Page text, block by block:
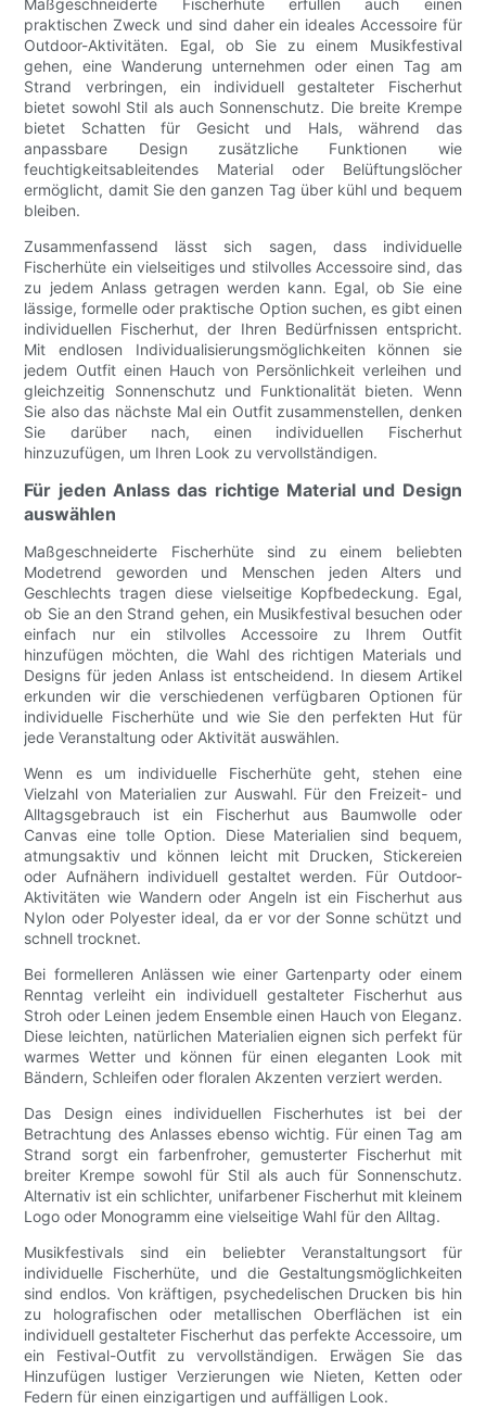
Maßgeschneiderte Fischerhüte erfüllen auch einen
praktischen Zweck und sind daher ein ideales Accessoire für
Outdoor-Aktivitäten. Egal, ob Sie zu einem Musikfestival
gehen, eine Wanderung unternehmen oder einen Tag am
Strand verbringen, ein individuell gestalteter Fischerhut
bietet sowohl Stil als auch Sonnenschutz. Die breite Krempe
bietet Schatten für Gesicht und Hals, während das
anpassbare Design zusätzliche Funktionen wie
feuchtigkeitsableitendes Material oder Belüftungslöcher
ermöglicht, damit Sie den ganzen Tag über kühl und bequem
bleiben.
Zusammenfassend lässt sich sagen, dass individuelle
Fischerhüte ein vielseitiges und stilvolles Accessoire sind, das
zu jedem Anlass getragen werden kann. Egal, ob Sie eine
lässige, formelle oder praktische Option suchen, es gibt einen
individuellen Fischerhut, der Ihren Bedürfnissen entspricht.
Mit endlosen Individualisierungsmöglichkeiten können sie
jedem Outfit einen Hauch von Persönlichkeit verleihen und
gleichzeitig Sonnenschutz und Funktionalität bieten. Wenn
Sie also das nächste Mal ein Outfit zusammenstellen, denken
Sie darüber nach, einen individuellen Fischerhut
hinzuzufügen, um Ihren Look zu vervollständigen.
Für jeden Anlass das richtige Material und Design
auswählen
Maßgeschneiderte Fischerhüte sind zu einem beliebten
Modetrend geworden und Menschen jeden Alters und
Geschlechts tragen diese vielseitige Kopfbedeckung. Egal,
ob Sie an den Strand gehen, ein Musikfestival besuchen oder
einfach nur ein stilvolles Accessoire zu Ihrem Outfit
hinzufügen möchten, die Wahl des richtigen Materials und
Designs für jeden Anlass ist entscheidend. In diesem Artikel
erkunden wir die verschiedenen verfügbaren Optionen für
individuelle Fischerhüte und wie Sie den perfekten Hut für
jede Veranstaltung oder Aktivität auswählen.
Wenn es um individuelle Fischerhüte geht, stehen eine
Vielzahl von Materialien zur Auswahl. Für den Freizeit- und
Alltagsgebrauch ist ein Fischerhut aus Baumwolle oder
Canvas eine tolle Option. Diese Materialien sind bequem,
atmungsaktiv und können leicht mit Drucken, Stickereien
oder Aufnähern individuell gestaltet werden. Für Outdoor-
Aktivitäten wie Wandern oder Angeln ist ein Fischerhut aus
Nylon oder Polyester ideal, da er vor der Sonne schützt und
schnell trocknet.
Bei formelleren Anlässen wie einer Gartenparty oder einem
Renntag verleiht ein individuell gestalteter Fischerhut aus
Stroh oder Leinen jedem Ensemble einen Hauch von Eleganz.
Diese leichten, natürlichen Materialien eignen sich perfekt für
warmes Wetter und können für einen eleganten Look mit
Bändern, Schleifen oder floralen Akzenten verziert werden.
Das Design eines individuellen Fischerhutes ist bei der
Betrachtung des Anlasses ebenso wichtig. Für einen Tag am
Strand sorgt ein farbenfroher, gemusterter Fischerhut mit
breiter Krempe sowohl für Stil als auch für Sonnenschutz.
Alternativ ist ein schlichter, unifarbener Fischerhut mit kleinem
Logo oder Monogramm eine vielseitige Wahl für den Alltag.
Musikfestivals sind ein beliebter Veranstaltungsort für
individuelle Fischerhüte, und die Gestaltungsmöglichkeiten
sind endlos. Von kräftigen, psychedelischen Drucken bis hin
zu holografischen oder metallischen Oberflächen ist ein
individuell gestalteter Fischerhut das perfekte Accessoire, um
ein Festival-Outfit zu vervollständigen. Erwägen Sie das
Hinzufügen lustiger Verzierungen wie Nieten, Ketten oder
Federn für einen einzigartigen und auffälligen Look.